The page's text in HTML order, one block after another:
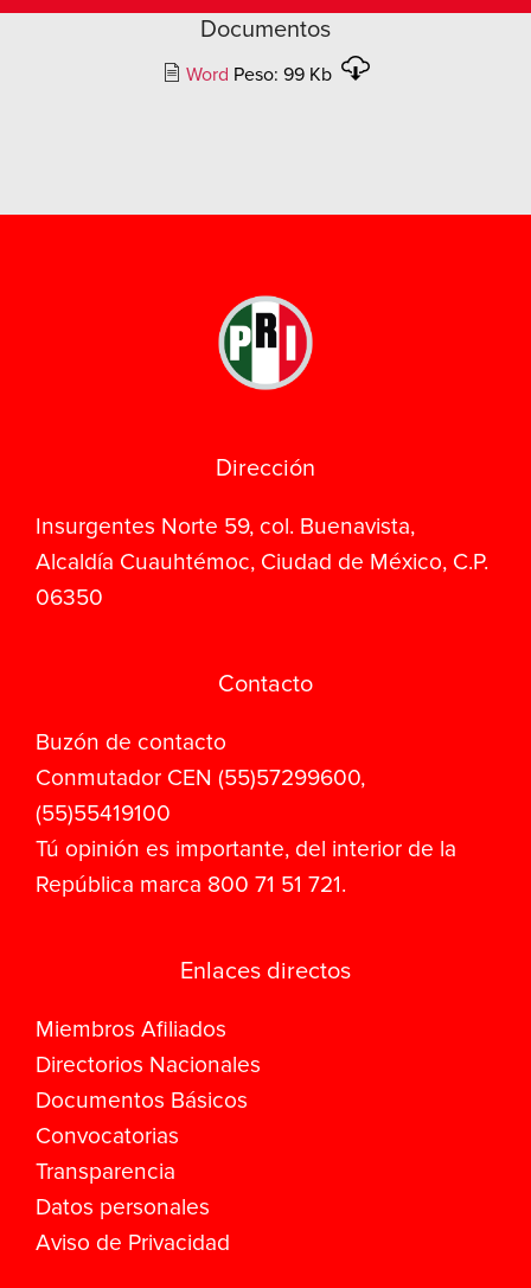
Documentos
Word Peso: 99 Kb
Dirección
Insurgentes Norte 59, col. Buenavista,
Alcaldía Cuauhtémoc, Ciudad de México, C.P.
06350
Contacto
Buzón de contacto
Conmutador CEN (55)57299600,
(55)55419100
Tú opinión es importante, del interior de la
República marca 800 71 51 721.
Enlaces directos
Miembros Afiliados
Directorios Nacionales
Documentos Básicos
Convocatorias
Transparencia
Datos personales
Aviso de Privacidad